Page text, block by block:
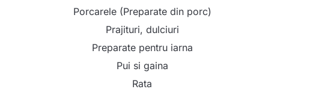
Porcarele (Preparate din porc)
Prajituri, dulciuri
Preparate pentru iarna
Pui si gaina
Rata